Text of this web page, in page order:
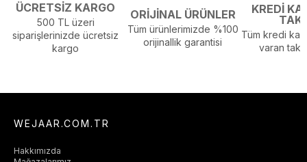
ÜCRETSİZ KARGO
500 TL üzeri
siparişlerinizde ücretsiz
kargo
ORİJİNAL ÜRÜNLER
Tüm ürünlerimizde %100
orijinallik garantisi
KREDİ
Tüm kredi
varan
WEJAAR.COM.TR
Hakkımızda